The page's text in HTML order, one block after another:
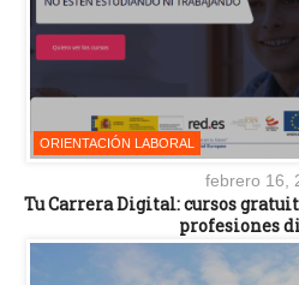
ORIENTACIÓN LABORAL
febrero 16,
Tu Carrera Digital: cursos
profesiones